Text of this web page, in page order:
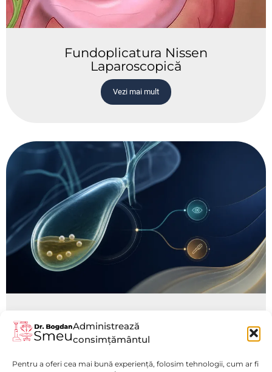
Administrează
consimțământul
Pentru a oferi cea mai bună experiență, folosim tehnologii, cum ar fi
Fundoplicatura Nissen
Laparoscopică
Vezi mai mult
monitorizează și când se
recomandă operația